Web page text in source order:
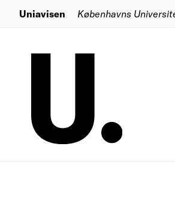
Uniavisen Københavns